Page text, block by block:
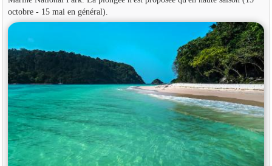
octobre - 15 mai en général).